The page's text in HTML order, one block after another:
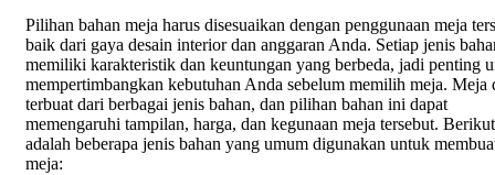
Pilihan bahan meja harus disesuaikan dengan penggunaan meja
baik dari gaya desain interior dan anggaran Anda. Setiap jenis
memiliki karakteristik dan keuntungan yang berbeda, jadi penting
mempertimbangkan kebutuhan Anda sebelum memilih meja. Meja
terbuat dari berbagai jenis bahan, dan pilihan bahan ini dapat
memengaruhi tampilan, harga, dan kegunaan meja tersebut. Berikut
adalah beberapa jenis bahan yang umum digunakan untuk
meja: